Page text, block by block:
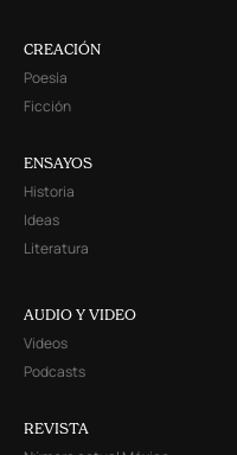
CREACIÓN
Poesía
Ficción
ENSAYOS
Historia
Ideas
Literatura
AUDIO Y VIDEO
Videos
Podcasts
REVISTA